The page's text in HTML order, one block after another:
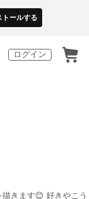
トールする
ログイン
きます😊 好きやこう